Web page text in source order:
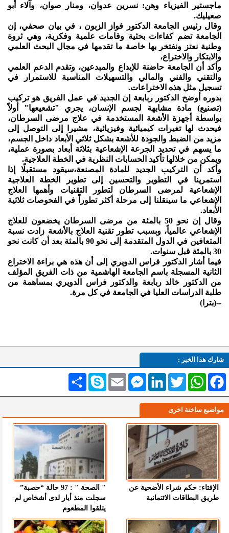
ماجستير الفيزياء وهن: نسرين عدوان، ومنار صوان، وآلاء أبو
صعيليك.
وقال رئيس الجامعة الدكتور فواز الزبون ، في بيان صحفي، إن
الجامعة تضم كفاءات بحثية وقامات علمية وفكرية، وهي ثروة
وطنية نعتز ونفتخر بها خاصة ما تقدمها في مجال البحث العلمي
والابتكار والاختراع،
وأكد أن الجامعة حاضنة للإبداع والمبدعين، وتقدم الدعم العلمي
والتقني والفني والمالي والتسهيلات المناسبة للاستمرار في
تسجيل مثل هذه الاختراعات.
بدوره أوضح الدكتور ربابعة إن الجديد في عمل الفريق هو تركيب
(تصنيع) مادة مشابهة لجسم الإنسان، يجري "تشعيعها" أولاً
بواسطة أجهزة الأشعة المستخدمة في علاج مرضى السرطان،
فيحدث لها تغيرات كيميائية وفيزيائية، مشيرا إلى التوصل إلى
مزيد من الضبط والجودة للأشعة بشكل ثلاثي الأبعاد داخل الجسم،
ما يسهم في تحديد الجرعة الإشعاعية بثلاثة أبعاد بصورة عملية،
ويمكن من خلالها تأكيد الحسابات النظرية في الخطة العلاجية.
وأكد أن التركيب الجديد للمادة المصنعة،سيقود مستقبلًا إذا
استمرينا في التطوير والتحسين إلى تطوير الخطة العلاجية
الإشعاعية لمرضى السرطان لتطور التقنيات وأهمها العلاج
الإشعاعي ما سينقلنا إلى مرحلة أكثر تطوراً في الفحوصات ثلاثية
الأبعاد.
وقال إن نحو 50 بالمئة من مرضى السرطان يخضعون للعلاج
الإشعاعي عالمياً، وبسبب تطور تقنية العلاج بالأشعة زادت نسبة
المتعافين في الدول المتقدمة إلى نحو 90 بالمئة بعد أن كانت نحو
30 بالمئة قبل سنوات.
فيما أشار الدكتور فراس الدويري إلى أن هذه هي براءة الاختراع
الثانية المسجلة باسم الجامعة الهاشمية من ذات الفريق المؤلف
من الدكتور خالد ربابعة والدكتور فراس الدويري بمساهمة من
طلبة الدراسات العليا في الجامعة في كل مرة.
--(بترا)
شارك هذا الخبر :
انشر Skype Email
MessengerLinkedInTwitterWhatsAppFacebook
مواضيع ساخنة اخرى
الإفتاء: حكم شراء الأضحية عن
طريق البطاقات الائتمانية
" الصحة " : 97 حالة “حصبة”
سجلت منذ أيار لدى أشخاص لم
يتلقوا المطعوم